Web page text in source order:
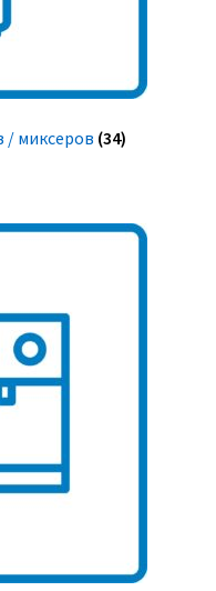
/ миксеров (34)